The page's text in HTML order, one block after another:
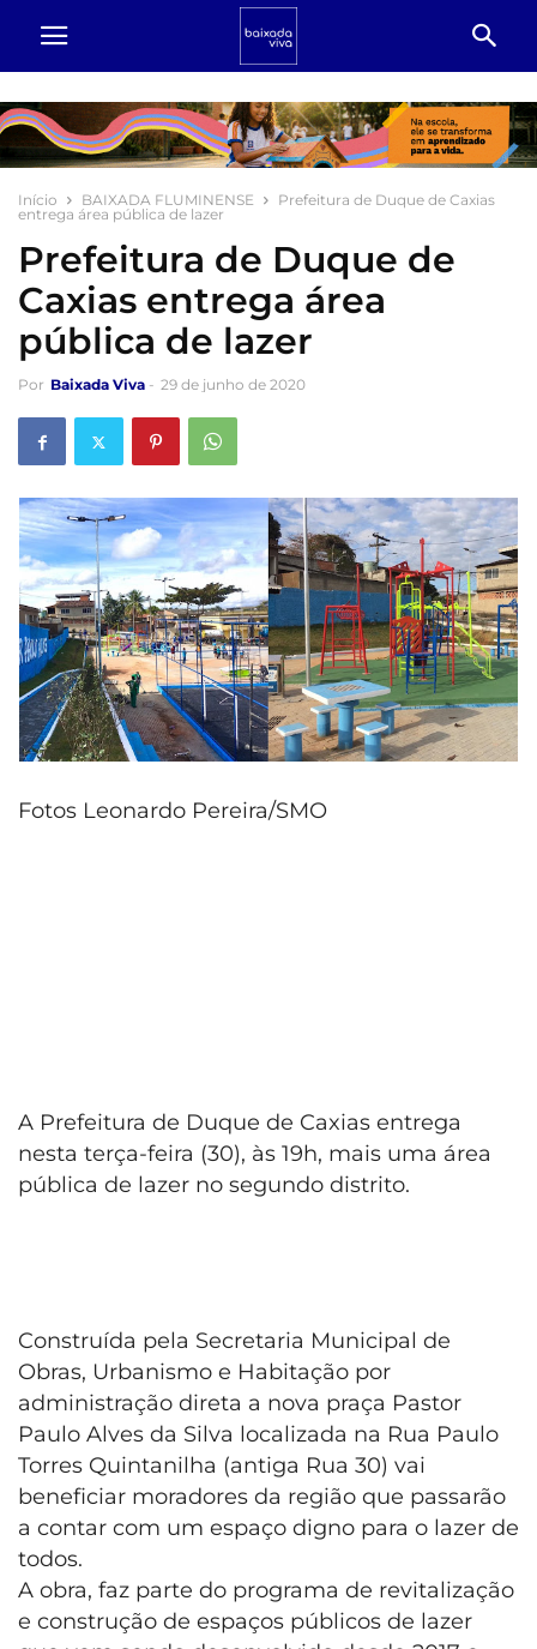
Início BAIXADA FLUMINENSE
Prefeitura de Duque de Caxias
entrega área pública de lazer
Prefeitura de Duque de
Caxias entrega área
pública de lazer
Por Baixada Viva - 29 de junho de 2020
Fotos Leonardo Pereira/SMO
A Prefeitura de Duque de Caxias entrega
nesta terça-feira (30), às 19h, mais uma área
pública de lazer no segundo distrito.
Construída pela Secretaria Municipal de
Obras, Urbanismo e Habitação por
administração direta a nova praça Pastor
Paulo Alves da Silva localizada na Rua Paulo
Torres Quintanilha (antiga Rua 30) vai
beneficiar moradores da região que passarão
a contar com um espaço digno para o lazer de
todos.
A obra, faz parte do programa de revitalização
e construção de espaços públicos de lazer